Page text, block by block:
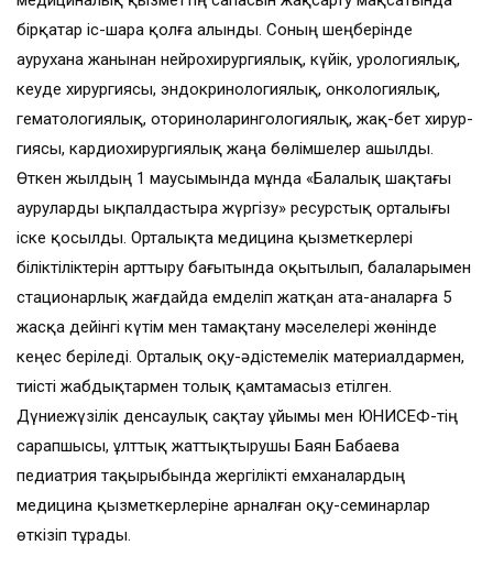
бірқа­тар іс-шара қолға алынды. Соның шең­берінде
аурухана жанынан ней­ро­хирургиялық, күйік, урологиялық,
кеу­де хирургиясы, эндокринологиялық, онкологиялық,
гематологиялық, отори­ноларингологиялық, жақ-бет хирур­
гия­сы, кардиохирургиялық жаңа бө­лім­шелер ашылды.
Өткен жылдың 1 мау­сымында мұнда «Балалық шақ­тағы
ауру­­ларды ықпалдастыра жүр­гізу» ресурстық орталығы
іске қосылды. Орта­лықта медицина қызметкерлері
біліктіліктерін арттыру бағытында оқы­тылып, балаларымен
стационарлық жағ­дайда емделіп жатқан ата-аналарға 5
жасқа дейінгі күтім мен тамақтану мәселелері жөнінде
кеңес беріледі. Орталық оқу-әдістемелік материалдармен,
тиісті жаб­дықтармен толық қамтамасыз етілген.
Дүниежүзілік денсау­лық сақтау ұйымы мен ЮНИСЕФ-тің
сарапшысы, ұлттық жаттықтырушы Баян Ба­баева
педиатрия тақырыбында жергілікті емханалардың
медицина қызметкерлеріне арналған оқу-семинарлар
өткізіп тұрады.